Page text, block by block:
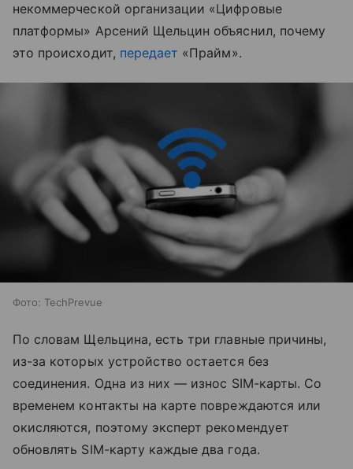
некоммерческой организации «Цифровые
платформы» Арсений Щельцин объяснил, почему
это происходит, передает «Прайм».
Фото: TechPrevue
По словам Щельцина, есть три главные причины,
из-за которых устройство остается без
соединения. Одна из них — износ SIM-карты. Со
временем контакты на карте повреждаются или
окисляются, поэтому эксперт рекомендует
обновлять SIM-карту каждые два года.